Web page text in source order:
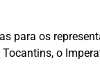
para os
o